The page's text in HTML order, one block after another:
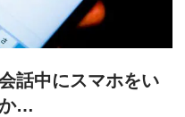
話中にスマホをい
か…